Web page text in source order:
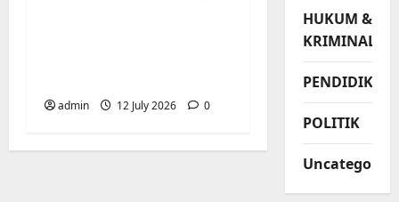
admin 12 July 2026 0
HUKUM &
KRIMINAL
PENDIDIKAN
POLITIK